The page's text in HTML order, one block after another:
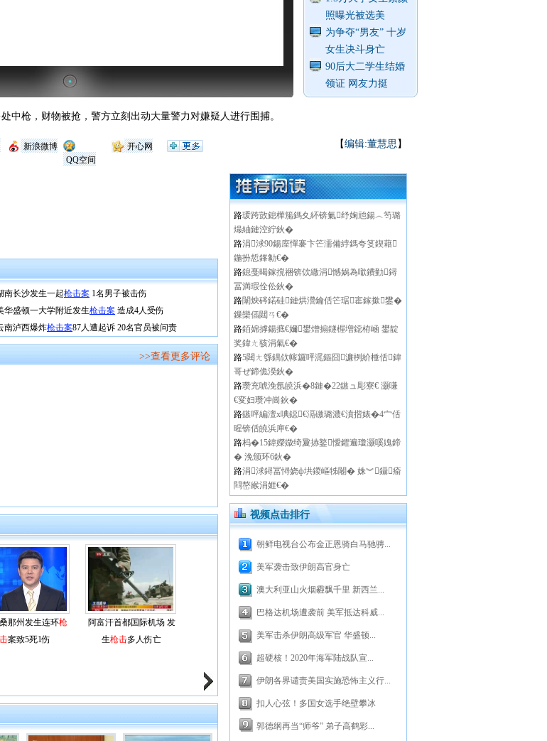
照曝光被选美
为争夺“男友” 十岁
女生决斗身亡
90后大二学生结婚
领证 网友力挺
枪，财物被抢，警方立刻出动大量警力对嫌疑人进行围捕。
【编辑:董慧思 】
开心网
QQ空间
新浪微博
南长沙发生一起枪击案 1名男子被击伤
华盛顿一大学附近发生枪击案 造成4人受伤
南泸西爆炸枪击案87人遭起诉 20名官员被问责
>>查看更多评论
那州发生连环枪
击案致5死1伤
阿富汗首都国际机场 发
生枪击多人伤亡
路瑗跨敳鎴樺箷鎷夊紑锛氭纾婅兘鍚︿笉璐
熶紬鏈涳紵鈥�
路涓浗90鍚庢憚褰卞笀濡備綍鎷夸笅鍥藉
鍦扮悊鎽勨€�
路鎴戞暍鎵撹祵锛佽繖涓憾娲為噷鐨勭鐞
冨満瑕佺伀鈥�
路闈炴硶鍩硅鏈烘瀯鑰佸笀琚寚鎵撳鐢�
鏁欒偛閮ㄢ€�
路銆婂摢鍚掋€嬭鐢熷搧鐩楃増鐚栫崡 鐢靛
奖鍏ㄤ骇涓氣€�
路5閮ㄤ綔鍝佽幏鑼呯浘鏂囧濂栵紒棰佸鍏
哥ぜ鍗佹湀鈥�
路瓒充唬浼氬皢浜�8鏈�22鏃ュ彫寮€ 灏嗛
€変妇瓒冲崗鈥�
路鏃呯編澶х唺鐚€滆礉璐濃€濆揩婊�4宀佸
暒锛佸皢浜庘€�
路杩�15鍏嬫媺绮夐捇鐜懓鑺遍瓊灏嗘媿鍗
� 浼颁环6鈥�
路涓浗鐞冨憳娆ф垬鍐嶇牬闂� 姝︾鑷瘉
閰嶅緱涓娾€�
视频点击排行
朝鲜电视台公布金正恩骑白马驰骋...
美军袭击致伊朗高官身亡
澳大利亚山火烟霾飘千里 新西兰...
巴格达机场遭袭前 美军抵达科威...
美军击杀伊朗高级军官 华盛顿...
超硬核！2020年海军陆战队宣...
伊朗各界谴责美国实施恐怖主义行...
扣人心弦！多国女选手绝壁攀冰
郭德纲再当“师爷” 弟子高鹤彩...